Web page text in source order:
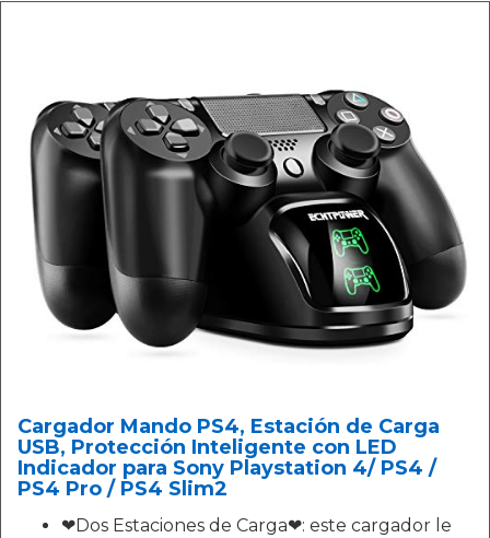
Cargador Mando PS4, Estación de Carga
USB, Protección Inteligente con LED
Indicador para Sony Playstation 4/ PS4 /
PS4 Pro / PS4 Slim2
❤Dos Estaciones de Carga❤: este cargador le